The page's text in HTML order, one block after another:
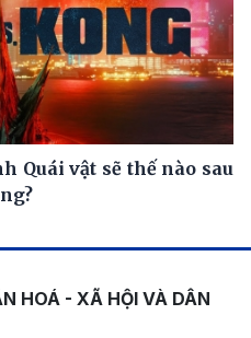
Quái vật sẽ thế nào sau
HOÁ - XÃ HỘI VÀ DÂN